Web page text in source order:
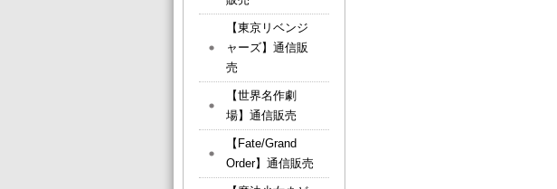
【東京リベンジ
ャーズ】通信販
売
【世界名作劇
場】通信販売
【Fate/Grand
Order】通信販売